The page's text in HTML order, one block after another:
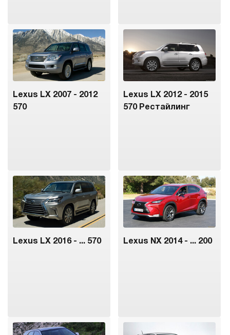
Lexus LX 2007 - 2012
570
Lexus LX 2012 - 2015
570 Рестайлинг
Lexus LX 2016 - ... 570 Lexus NX 2014 - ... 200